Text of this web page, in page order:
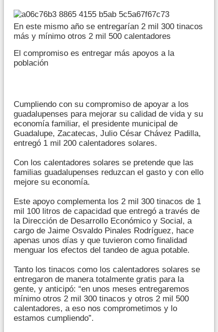
En este mismo año se entregarían 2 mil 300 tinacos
más y mínimo otros 2 mil 500 calentadores
El compromiso es entregar más apoyos a la
población
Cumpliendo con su compromiso de apoyar a los
guadalupenses para mejorar su calidad de vida y su
economía familiar, el presidente municipal de
Guadalupe, Zacatecas, Julio César Chávez Padilla,
entregó 1 mil 200 calentadores solares.
Con los calentadores solares se pretende que las
familias guadalupenses reduzcan el gasto y con ello
mejore su economía.
Este apoyo complementa los 2 mil 300 tinacos de 1
mil 100 litros de capacidad que entregó a través de
la Dirección de Desarrollo Económico y Social, a
cargo de Jaime Osvaldo Pinales Rodríguez, hace
apenas unos días y que tuvieron como finalidad
menguar los efectos del tandeo de agua potable.
Tanto los tinacos como los calentadores solares se
entregaron de manera totalmente gratis para la
gente, y anticipó: “en unos meses entregaremos
mínimo otros 2 mil 300 tinacos y otros 2 mil 500
calentadores, a eso nos comprometimos y lo
estamos cumpliendo”.